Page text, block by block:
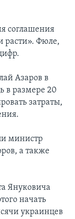
соглашения
расти». Фюле,
Азаров в
в размере 20
затраты,
министр
а также
Януковича
начать
украинцев